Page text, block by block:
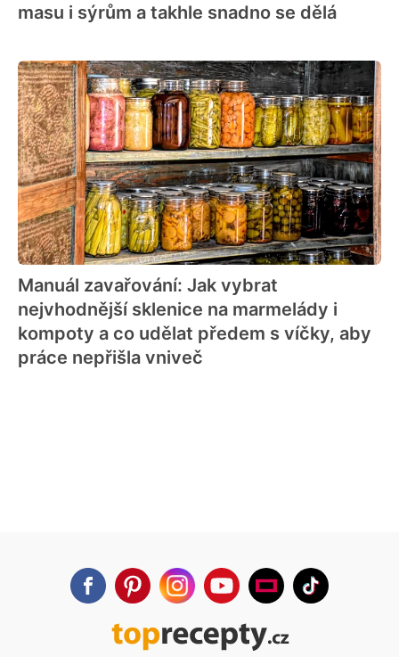
masu i sýrům a takhle snadno se dělá
Manuál zavařování: Jak vybrat
nejvhodnější sklenice na marmelády i
kompoty a co udělat předem s víčky, aby
práce nepřišla vniveč